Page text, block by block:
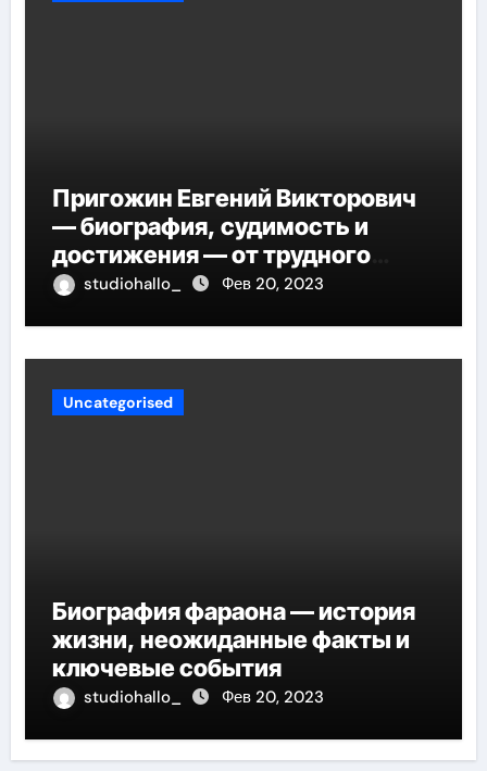
Пригожин Евгений Викторович
— биография, судимость и
достижения — от трудного
детства до мирового успеха
studiohallo_ Фев 20, 2023
Uncategorised
Биография фараона — история
жизни, неожиданные факты и
ключевые события
studiohallo_ Фев 20, 2023